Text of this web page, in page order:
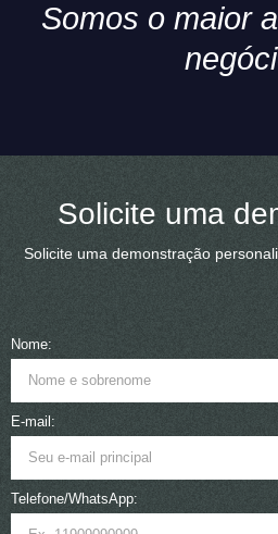
Somos o maior
Solicite uma
Solicite uma demonstração
Nome:
E-mail:
Telefone/WhatsApp: